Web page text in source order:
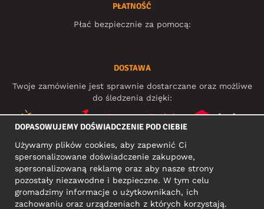
PŁATNOŚĆ
Płać bezpiecznie za pomocą:
DOSTAWA
Twoje zamówienie jest sprawnie dostarczane oraz możliwe
do śledzenia dzięki:
MEDIA SPOŁECZNOŚCIOWE
ADRES KONTAKTOWY
DOPASOWUJEMY DOŚWIADCZENIE POD CIEBIE
Używamy plików cookies, aby zapewnić Ci
spersonalizowane doświadczenie zakupowe,
spersonalizowaną reklamę oraz aby nasze strony
pozostały niezawodne i bezpieczne. W tym celu
gromadzimy informacje o użytkownikach, ich
zachowaniu oraz urządzeniach z których korzystają.